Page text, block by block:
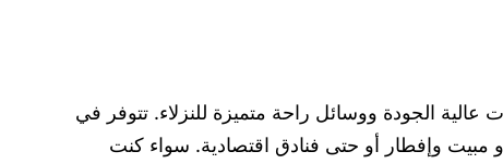
الجودة ووسائل راحة متميزة للنزلاء. تتوفر في
مبيت وإفطار أو حتى فنادق اقتصادية. سواء كنت